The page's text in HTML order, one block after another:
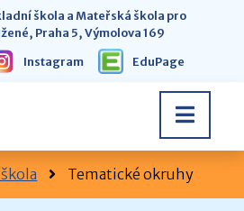
Instagram EduPage
škola a Mateřská škola pro
Praha 5, Výmolova 169
Tematické okruhy